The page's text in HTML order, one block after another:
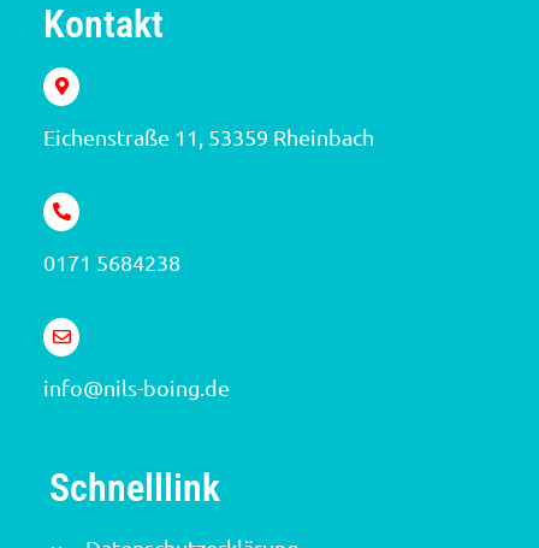
Kontakt
Eichenstraße 11, 53359 Rheinbach
0171 5684238
info@nils-boing.de
Schnelllink